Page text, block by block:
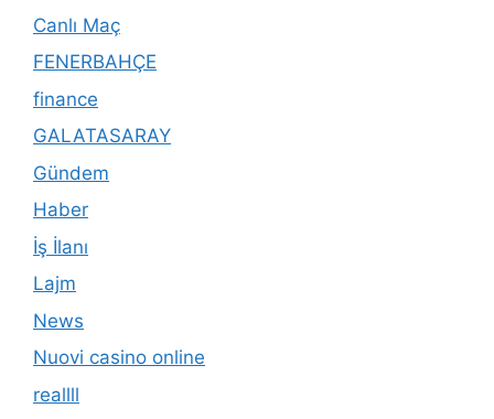
Canlı Maç
FENERBAHÇE
finance
GALATASARAY
Gündem
Haber
İş İlanı
Lajm
News
Nuovi casino online
reallll